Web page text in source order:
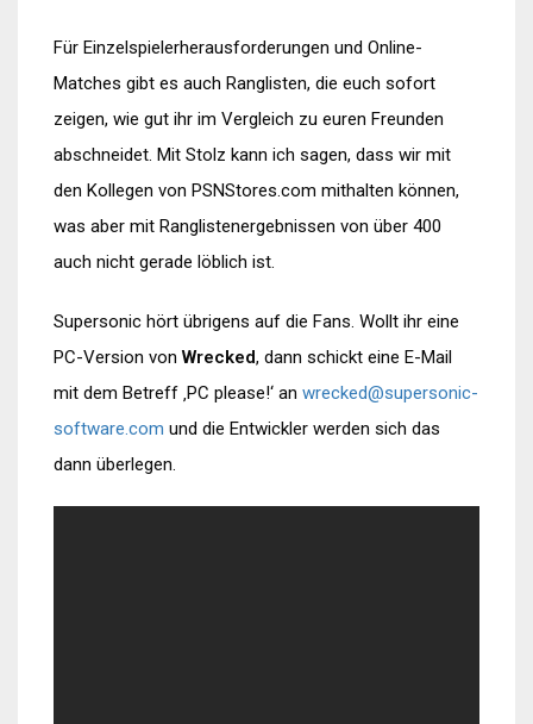
Für Einzelspielerherausforderungen und Online-
Matches gibt es auch Ranglisten, die euch sofort
zeigen, wie gut ihr im Vergleich zu euren Freunden
abschneidet. Mit Stolz kann ich sagen, dass wir mit
den Kollegen von PSNStores.com mithalten können,
was aber mit Ranglistenergebnissen von über 400
auch nicht gerade löblich ist.
Supersonic hört übrigens auf die Fans. Wollt ihr eine
PC-Version vonWrecked, dann schickt eine E-Mail
mit dem Betreff ‚PC please!‘ an wrecked@supersonic-
software.com und die Entwickler werden sich das
dann überlegen.